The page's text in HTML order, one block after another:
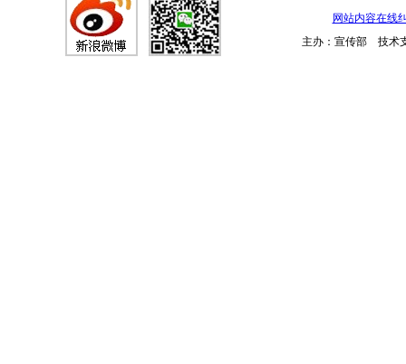
网站内容在线
主办：宣传部 技术